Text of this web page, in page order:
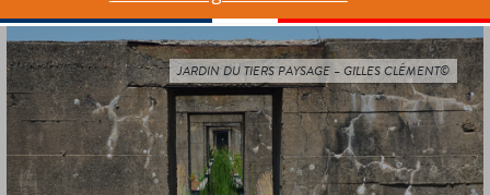
JARDIN DU TIERS PAYSAGE – GILLES CLÉMENT©